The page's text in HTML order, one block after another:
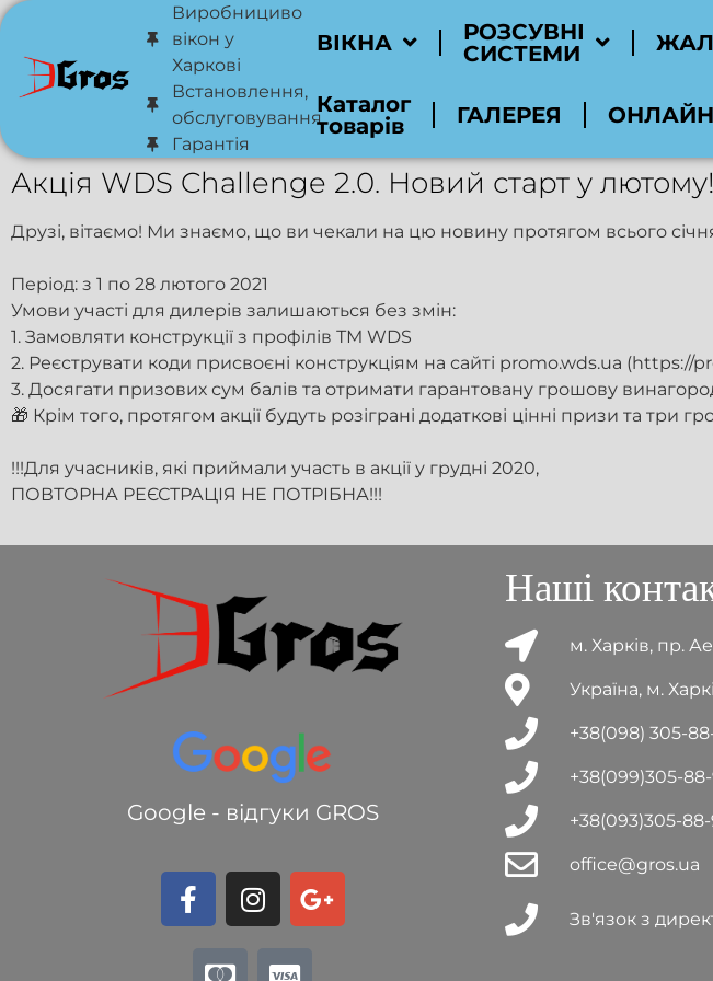
Виробнициво
вікон у
Харкові
Встановлення,
обслуговування
Гарантія
ВІКНА
РОЗСУВНІ
СИСТЕМИ
Каталог
товарів
ГАЛЕРЕЯ
Акція WDS Challenge 2.0. Новий старт у лютому!
Друзі, вітаємо! Ми знаємо, що ви чекали на цю новину протягом всього
Період: з 1 по 28 лютого 2021
Умови участі для дилерів залишаються без змін:
1. Замовляти конструкції з профілів ТМ WDS
2. Реєструвати коди присвоєні конструкціям на сайті promo.wds.ua (https://
3. Досягати призових сум балів та отримати гарантовану грошову
🎁 Крім того, протягом акції будуть розіграні додаткові цінні призи та
!!!Для учасників, які приймали участь в акції у грудні 2020,
ПОВТОРНА РЕЄСТРАЦІЯ НЕ ПОТРІБНА!!!
Google - відгуки GROS
Наші
м. Харків, пр.
Україна, м.
+38(098) 305-
+38(099)305-
+38(093)305-
office@gros.ua
Зв'язок з